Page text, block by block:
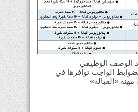
الوصف الوظيفي
الواجب توافرها في
«القبالة»